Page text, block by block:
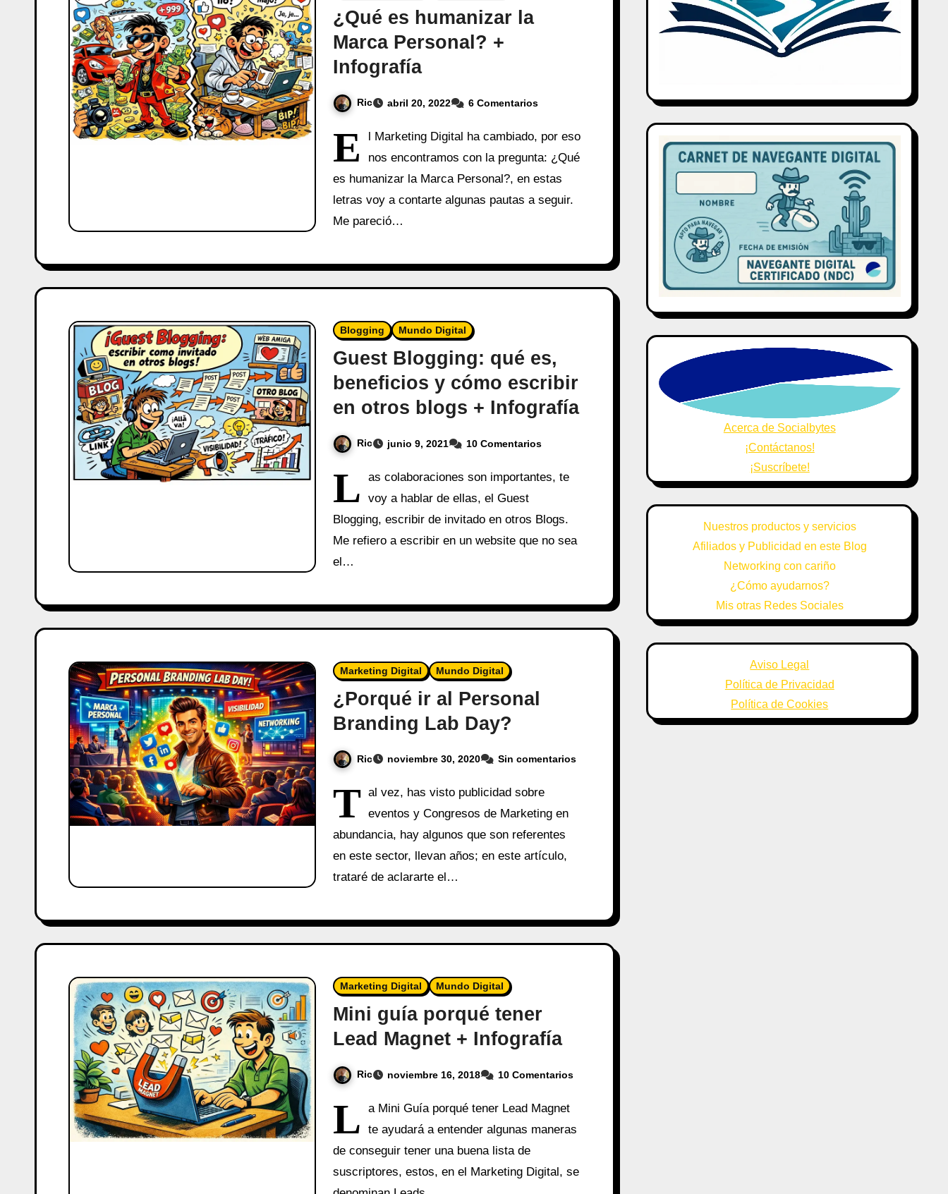
¿Qué es humanizar la
Marca Personal? +
Infografía
Ric abril 20, 2022 6 Comentarios
E
l Marketing Digital ha cambiado, por eso
nos encontramos con la pregunta: ¿Qué
es humanizar la Marca Personal?, en estas
letras voy a contarte algunas pautas a seguir.
Me pareció…
Blogging Mundo Digital
Guest Blogging: qué es,
beneficios y cómo escribir
en otros blogs + Infografía
Ric junio 9, 2021 10 Comentarios
L
as colaboraciones son importantes, te
voy a hablar de ellas, el Guest
Blogging, escribir de invitado en otros Blogs.
Me refiero a escribir en un website que no sea
el…
Marketing Digital Mundo Digital
¿Porqué ir al Personal
Branding Lab Day?
Ric noviembre 30, 2020 Sin comentarios
T al vez, has visto publicidad sobre
eventos y Congresos de Marketing en
abundancia, hay algunos que son referentes
en este sector, llevan años; en este artículo,
trataré de aclararte el…
Marketing Digital Mundo Digital
Mini guía porqué tener
Lead Magnet + Infografía
Ric noviembre 16, 2018 10 Comentarios
L
a Mini Guía porqué tener Lead Magnet
te ayudará a entender algunas maneras
de conseguir tener una buena lista de
suscriptores, estos, en el Marketing Digital, se
Acerca de Socialbytes
¡Contáctanos!
¡Suscríbete!
Nuestros productos y servicios
Afiliados y Publicidad en este Blog
Networking con cariño
¿Cómo ayudarnos?
Mis otras Redes Sociales
Aviso Legal
Política de Privacidad
Política de Cookies